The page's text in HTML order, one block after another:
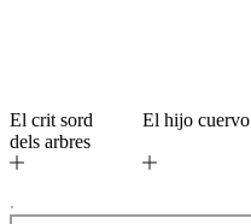
El crit sord
dels arbres
El hijo cuervo